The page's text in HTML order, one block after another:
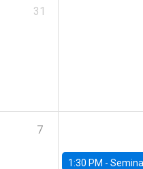
31
7
1:30 PM -Seminario: “Recuperando la humanidad para